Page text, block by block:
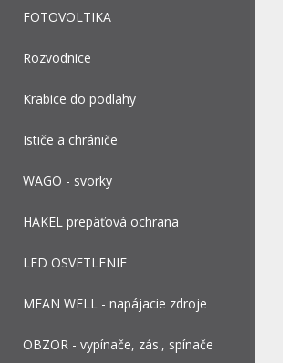
FOTOVOLTIKA
Rozvodnice
Krabice do podlahy
Ističe a chrániče
WAGO - svorky
HAKEL prepäťová ochrana
LED OSVETLENIE
MEAN WELL - napájacie zdroje
OBZOR - vypínače, zás., spínače